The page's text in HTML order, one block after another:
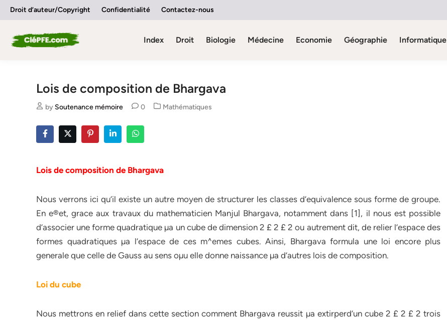
SkipDroit d’auteur/Copyright Confidentialité Contactez-nous
Index Droit Biologie Médecine Economie Géographie Informatique
Lois de composition de Bhargava
by Soutenance mémoire 0
PostedMathématiques
Lois de composition de Bhargava
Nous verrons ici qu’il existe un autre moyen de structurer les classes d’equivalence sous forme de groupe.
En e®et, grace aux travaux du mathematicien Manjul Bhargava, notamment dans [1], il nous est possible
d’associer une forme quadratique µa un cube de dimension 2 £ 2 £ 2 ou autrement dit, de relier l’espace des
formes quadratiques µa l’espace de ces m^emes cubes. Ainsi, Bhargava formula une loi encore plus
generale que celle de Gauss au sens oµu elle donne naissance µa d’autres lois de composition.
Loi du cube
Nous mettrons en relief dans cette section comment Bhargava reussit µa extirperd’un cube 2 £ 2 £ 2 trois